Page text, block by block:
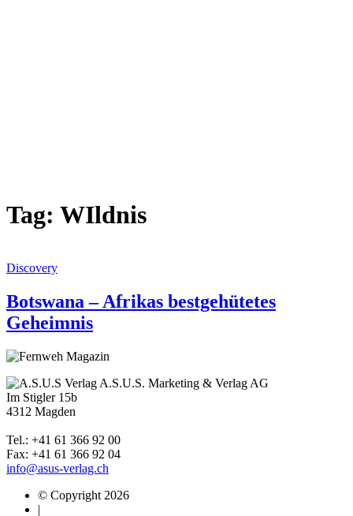
Tag: WIldnis
Discovery
Botswana – Afrikas bestgehütetes
Geheimnis
A.S.U.S. Marketing & Verlag AG
Im Stigler 15b
4312 Magden
Tel.: +41 61 366 92 00
Fax: +41 61 366 92 04
info@asus-verlag.ch
© Copyright 2026
|